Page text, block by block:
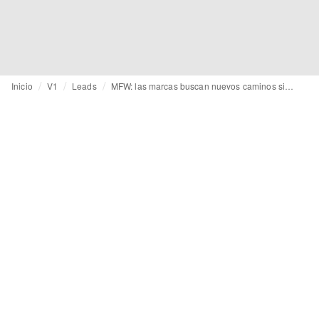
Inicio V1 Leads